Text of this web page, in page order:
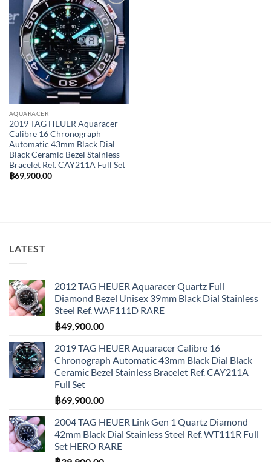
Add to
Wishlist
AQUARACER
2019 TAG HEUER Aquaracer
Calibre 16 Chronograph
Automatic 43mm Black Dial
Black Ceramic Bezel Stainless
Bracelet Ref. CAY211A Full Set
฿69,900.00
LATEST
2012 TAG HEUER Aquaracer Quartz Full
Diamond Bezel Unisex 39mm Black Dial Stainless
Steel Ref. WAF111D RARE
฿49,900.00
2019 TAG HEUER Aquaracer Calibre 16
Chronograph Automatic 43mm Black Dial Black
Ceramic Bezel Stainless Bracelet Ref. CAY211A
Full Set
฿69,900.00
2004 TAG HEUER Link Gen 1 Quartz Diamond
42mm Black Dial Stainless Steel Ref. WT111R Full
Set HERO RARE